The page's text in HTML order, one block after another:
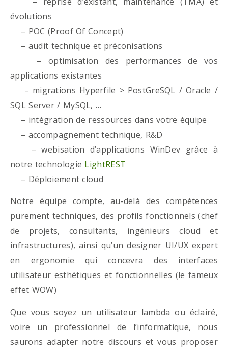
évolutions
– POC (Proof Of Concept)
– audit technique et préconisations
– optimisation des performances de vos
applications existantes
– migrations Hyperfile > PostGreSQL / Oracle /
SQL Server / MySQL, …
– intégration de ressources dans votre équipe
– accompagnement technique, R&D
– webisation d’applications WinDev grâce à
notre technologie LightREST
– Déploiement cloud
Notre équipe compte, au-delà des compétences
purement techniques, des profils fonctionnels (chef
de projets, consultants, ingénieurs cloud et
infrastructures), ainsi qu’un designer UI/UX expert
en ergonomie qui concevra des interfaces
utilisateur esthétiques et fonctionnelles (le fameux
effet WOW)
Que vous soyez un utilisateur lambda ou éclairé,
voire un professionnel de l’informatique, nous
saurons adapter notre discours et vous proposer